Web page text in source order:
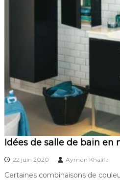
Idées de salle de bain en
22 juin 2020 Aymen Khalifa
Certaines combinaisons de